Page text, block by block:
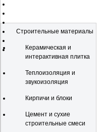
Строительные материалы
Керамическая и
интерактивная плитка
Теплоизоляция и
звукоизоляция
Кирпичи и блоки
Цемент и сухие
строительные смеси